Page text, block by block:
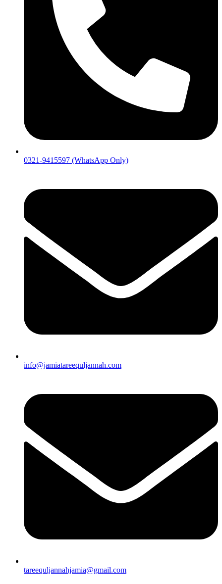
0321-9415597 (WhatsApp Only)
info@jamiatareequljannah.com
tareequljannahjamia@gmail.com